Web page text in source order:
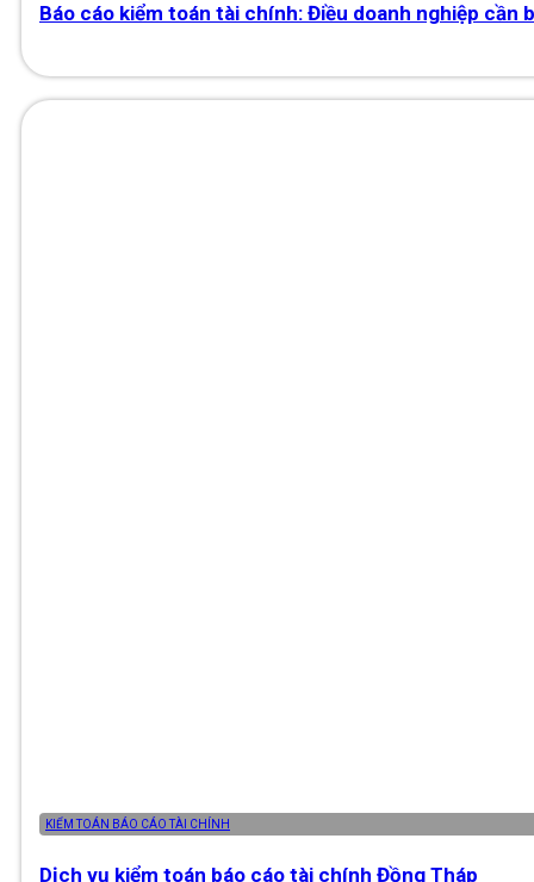
Báo cáo kiểm toán tài chính: Điều doanh nghiệp cần
KIỂM TOÁN BÁO CÁO TÀI CHÍNH
Dịch vụ kiểm toán báo cáo tài chính Đồng Tháp